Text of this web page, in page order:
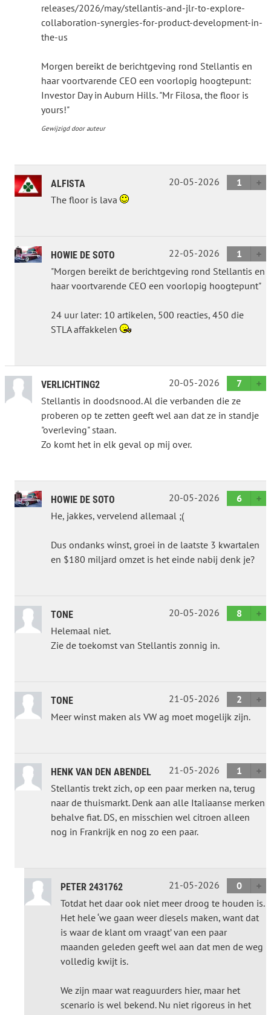
releases/2026/may/stellantis-and-jlr-to-explore-
collaboration-synergies-for-product-development-in-
the-us
Morgen bereikt de berichtgeving rond Stellantis en
haar voortvarende CEO een voorlopig hoogtepunt:
Investor Day in Auburn Hills. "Mr Filosa, the floor is
yours!"
Gewijzigd door auteur
ALFISTA 20-05-2026
1
The floor is lava
HOWIE DE SOTO 22-05-2026
1
"Morgen bereikt de berichtgeving rond Stellantis en
haar voortvarende CEO een voorlopig hoogtepunt"
24 uur later: 10 artikelen, 500 reacties, 450 die
STLA affakkelen
VERLICHTING2 20-05-2026
7
Stellantis in doodsnood. Al die verbanden die ze
proberen op te zetten geeft wel aan dat ze in standje
"overleving" staan.
Zo komt het in elk geval op mij over.
HOWIE DE SOTO 20-05-2026
6
He, jakkes, vervelend allemaal ;(
Dus ondanks winst, groei in de laatste 3 kwartalen
en $180 miljard omzet is het einde nabij denk je?
TONE 20-05-2026
8
Helemaal niet.
Zie de toekomst van Stellantis zonnig in.
TONE 21-05-2026
2
Meer winst maken als VW ag moet mogelijk zijn.
HENK VAN DEN ABENDEL 21-05-2026
1
Stellantis trekt zich, op een paar merken na, terug
naar de thuismarkt. Denk aan alle Italiaanse merken
behalve fiat. DS, en misschien wel citroen alleen
nog in Frankrijk en nog zo een paar.
PETER 2431762 21-05-2026
0
Totdat het daar ook niet meer droog te houden is.
Het hele ‘we gaan weer diesels maken, want dat
is waar de klant om vraagt’ van een paar
maanden geleden geeft wel aan dat men de weg
volledig kwijt is.
We zijn maar wat reaguurders hier, maar het
scenario is wel bekend. Nu niet rigoreus in het